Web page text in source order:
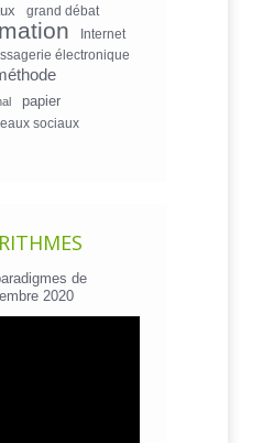
grand débat
Internet
électronique
papier
sociaux
de
2020